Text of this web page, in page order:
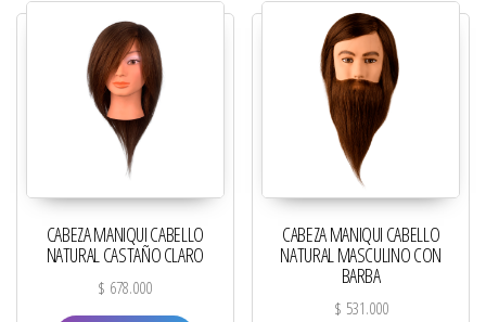
CABEZA MANIQUI CABELLO
NATURAL CASTAÑO CLARO
$ 678.000
CABEZA MANIQUI CABELLO
NATURAL MASCULINO CON
BARBA
$ 531.000